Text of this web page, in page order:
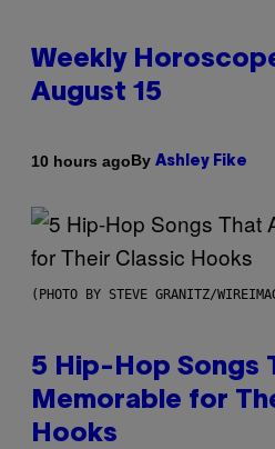
Weekly
August 15
10 hours agoBy Ashley Fike
(PHOTO BY STEVE GRANITZ/
5 Hip-Hop Songs
Memorable for
Hooks